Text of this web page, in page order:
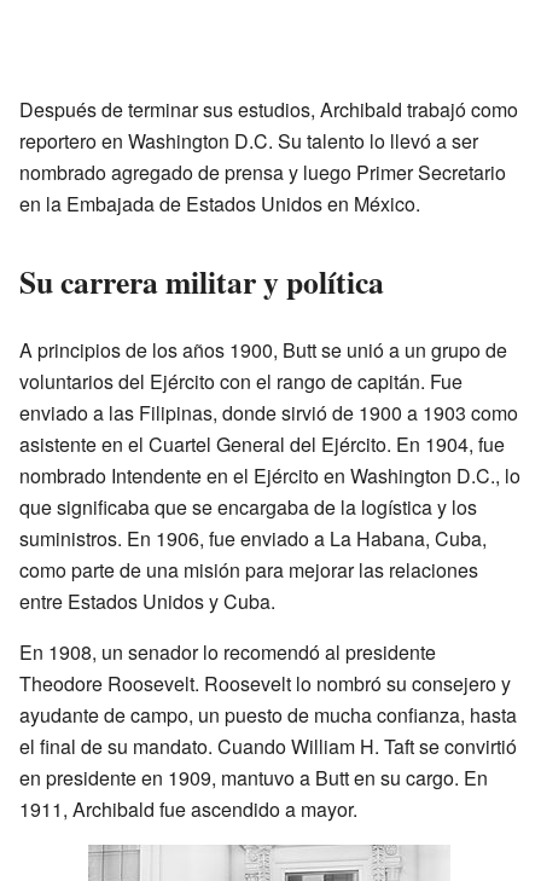
Después de terminar sus estudios, Archibald trabajó como
reportero en Washington D.C. Su talento lo llevó a ser
nombrado agregado de prensa y luego Primer Secretario
en la Embajada de Estados Unidos en México.
Su carrera militar y política
A principios de los años 1900, Butt se unió a un grupo de
voluntarios del Ejército con el rango de capitán. Fue
enviado a las Filipinas, donde sirvió de 1900 a 1903 como
asistente en el Cuartel General del Ejército. En 1904, fue
nombrado Intendente en el Ejército en Washington D.C., lo
que significaba que se encargaba de la logística y los
suministros. En 1906, fue enviado a La Habana, Cuba,
como parte de una misión para mejorar las relaciones
entre Estados Unidos y Cuba.
En 1908, un senador lo recomendó al presidente
Theodore Roosevelt. Roosevelt lo nombró su consejero y
ayudante de campo, un puesto de mucha confianza, hasta
el final de su mandato. Cuando William H. Taft se convirtió
en presidente en 1909, mantuvo a Butt en su cargo. En
1911, Archibald fue ascendido a mayor.